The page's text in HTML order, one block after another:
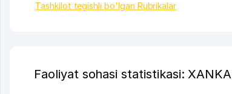
Tashkilot tegishli bo'lgan Rubrikalar
Faoliyat sohasi statistikasi: XANKA